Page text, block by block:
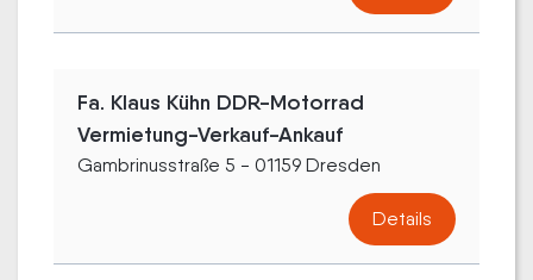
Fa. Klaus Kühn DDR-Motorrad
Vermietung-Verkauf-Ankauf
Gambrinusstraße 5 - 01159 Dresden
Details